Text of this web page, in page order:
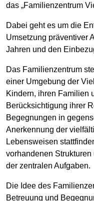
das „Familienzentrum
Dabei geht es um die
Umsetzung präventiver
Jahren und den
Das Familienzentrum
einer Umgebung der
Kindern, ihren Familien
Berücksichtigung ihrer
Begegnungen in
Anerkennung der
Lebensweisen
vorhandenen
der zentralen Aufgaben.
Die Idee des
Betreuung und